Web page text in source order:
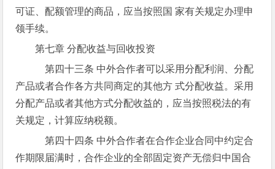
可证、配额管理的商品，应当按照国 家有关规定办理申
领手续。
第七章 分配收益与回收投资
第四十三条 中外合作者可以采用分配利润、分配
产品或者合作各方共同商定的其他方 式分配收益。采用
分配产品或者其他方式分配收益的，应当按照税法的有
关规定，计算应纳税额。
第四十四条 中外合作者在合作企业合同中约定合
作期限届满时，合作企业的全部固定资产无偿归中国合